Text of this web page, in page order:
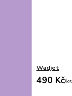
Wadjet
490 Kč/ks